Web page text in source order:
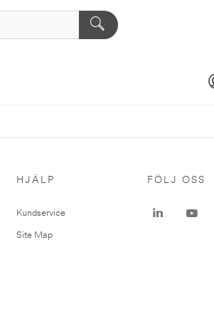
HJÄLP
Kundservice
Site Map
FÖLJ OSS